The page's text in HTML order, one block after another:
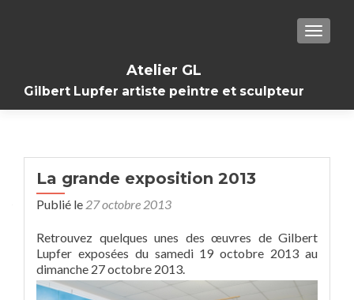
Atelier GL
Gilbert Lupfer artiste peintre et sculpteur
La grande exposition 2013
Publié le 27 octobre 2013
Retrouvez quelques unes des œuvres de Gilbert
Lupfer exposées du samedi 19 octobre 2013 au
dimanche 27 octobre 2013.